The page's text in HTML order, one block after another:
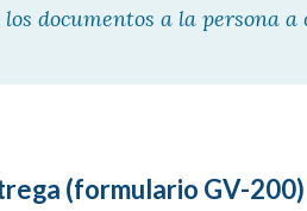
documentos a la persona
(formulario GV-200)